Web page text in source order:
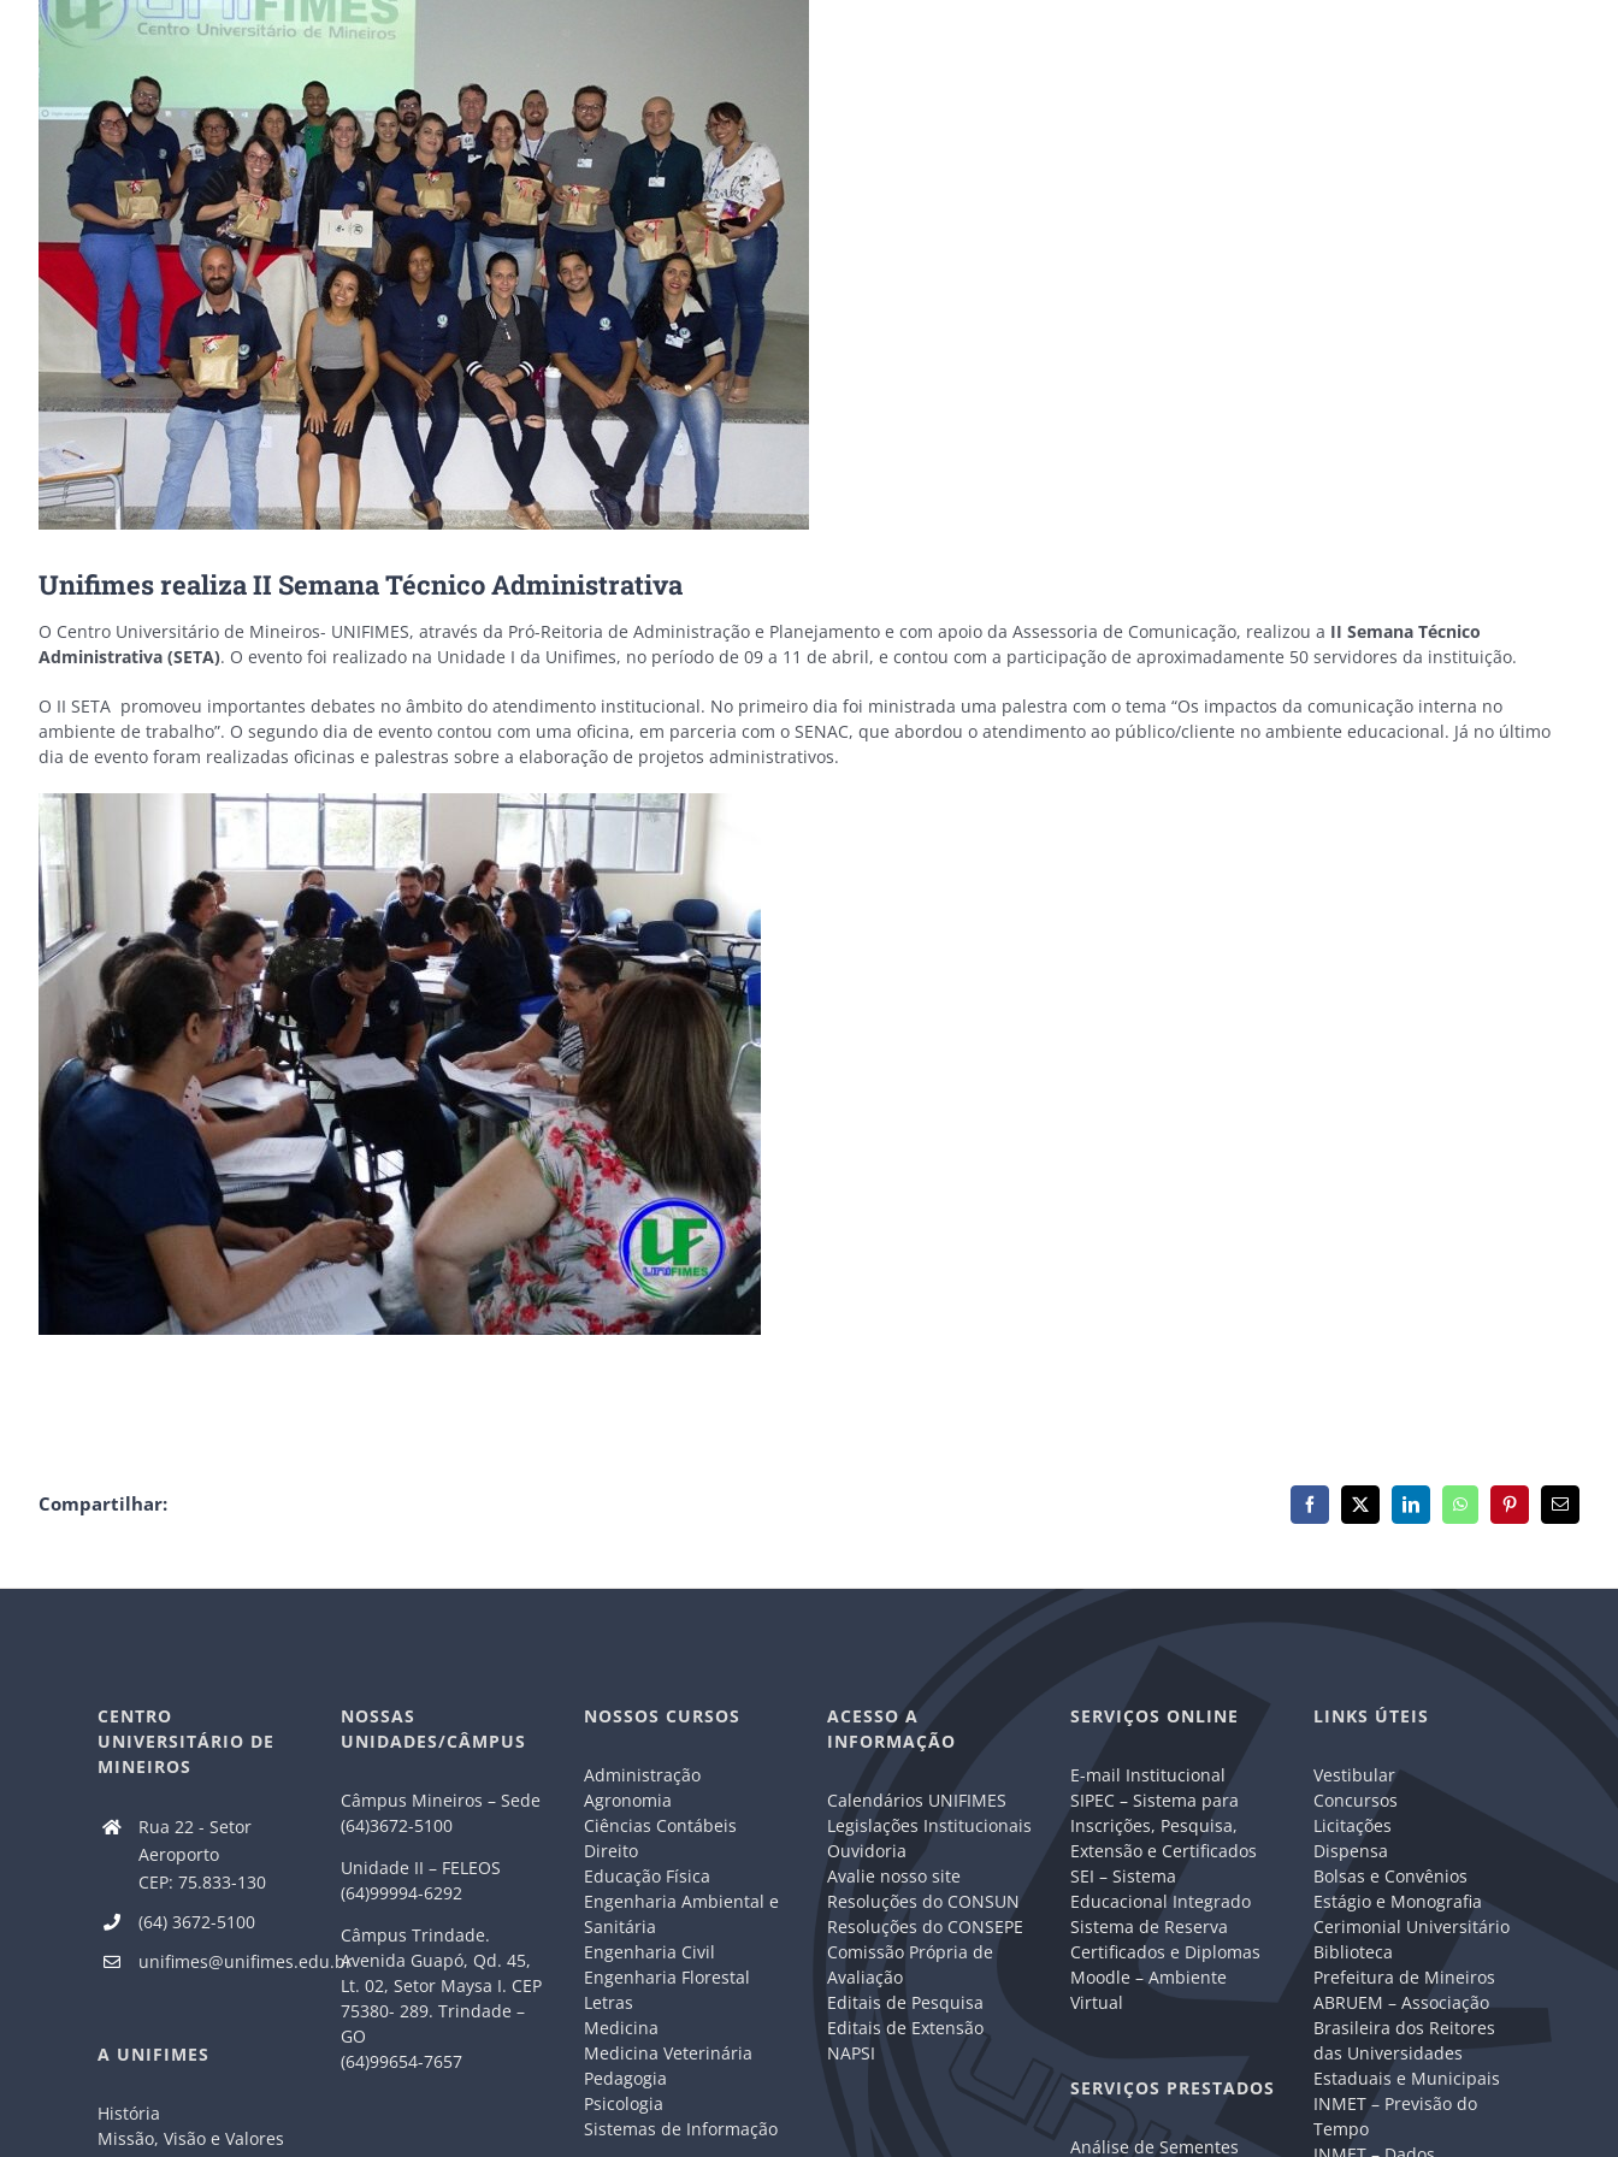
Image
Unifimes realiza II Semana Técnico Administrativa
O Centro Universitário de Mineiros- UNIFIMES, através da Pró-Reitoria de Administração e Planejamento e com apoio da Assessoria de Comunicação, realizou a II Semana Técnico
Administrativa (SETA). O evento foi realizado na Unidade I da Unifimes, no período de 09 a 11 de abril, e contou com a participação de aproximadamente 50 servidores da instituição.
O II SETA promoveu importantes debates no âmbito do atendimento institucional. No primeiro dia foi ministrada uma palestra com o tema “Os impactos da comunicação interna no
ambiente de trabalho”. O segundo dia de evento contou com uma oficina, em parceria com o SENAC, que abordou o atendimento ao público/cliente no ambiente educacional. Já no último
dia de evento foram realizadas oficinas e palestras sobre a elaboração de projetos administrativos.
Compartilhar: Facebook
X LinkedInWhatsAppPinterest
E-
mail
CENTRO
UNIVERSITÁRIO DE
MINEIROS
Rua 22 - Setor
Aeroporto
CEP: 75.833-130
(64) 3672-5100
unifimes@unifimes.edu.br
A UNIFIMES
História
Missão, Visão e Valores
NOSSAS
UNIDADES/CÂMPUS
Câmpus Mineiros – Sede
(64)3672-5100
Unidade II – FELEOS
(64)99994-6292
Câmpus Trindade.
Avenida Guapó, Qd. 45,
Lt. 02, Setor Maysa I. CEP
75380- 289. Trindade –
GO
(64)99654-7657
NOSSOS CURSOS
Administração
Agronomia
Ciências Contábeis
Direito
Educação Física
Engenharia Ambiental e
Sanitária
Engenharia Civil
Engenharia Florestal
Letras
Medicina
Medicina Veterinária
Pedagogia
Psicologia
Sistemas de Informação
ACESSO A
INFORMAÇÃO
Calendários UNIFIMES
Legislações Institucionais
Ouvidoria
Avalie nosso site
Resoluções do CONSUN
Resoluções do CONSEPE
Comissão Própria de
Avaliação
Editais de Pesquisa
Editais de Extensão
NAPSI
SERVIÇOS ONLINE
E-mail Institucional
SIPEC – Sistema para
Inscrições, Pesquisa,
Extensão e Certificados
SEI – Sistema
Educacional Integrado
Sistema de Reserva
Certificados e Diplomas
Moodle – Ambiente
Virtual
SERVIÇOS PRESTADOS
Análise de Sementes
LINKS ÚTEIS
Vestibular
Concursos
Licitações
Dispensa
Bolsas e Convênios
Estágio e Monografia
Cerimonial Universitário
Biblioteca
Prefeitura de Mineiros
ABRUEM – Associação
Brasileira dos Reitores
das Universidades
Estaduais e Municipais
INMET – Previsão do
Tempo